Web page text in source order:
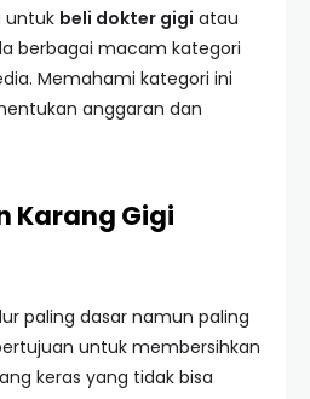
untuk beli dokter gigi atau
berbagai macam kategori
Memahami kategori ini
anggaran dan
Karang Gigi
paling dasar namun paling
untuk membersihkan
keras yang tidak bisa